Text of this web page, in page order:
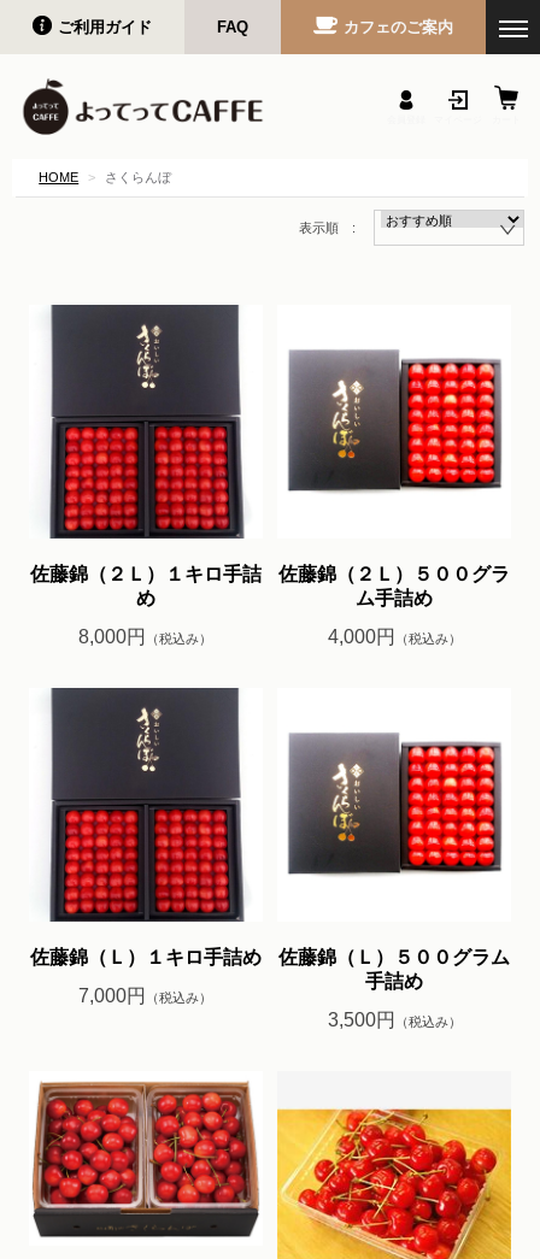
ご利用ガイド FAQ カフェのご案内
HOME さくらんぼ
表示順 :
佐藤錦（２Ｌ）１キロ手詰
め
8,000円
（税込み）
佐藤錦（２Ｌ）５００グラ
ム手詰め
4,000円
（税込み）
佐藤錦（Ｌ）１キロ手詰め
7,000円
（税込み）
佐藤錦（Ｌ）５００グラム
手詰め
3,500円
（税込み）